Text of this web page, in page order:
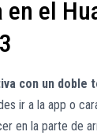
el
con un doble
ir a la app o
en la parte de